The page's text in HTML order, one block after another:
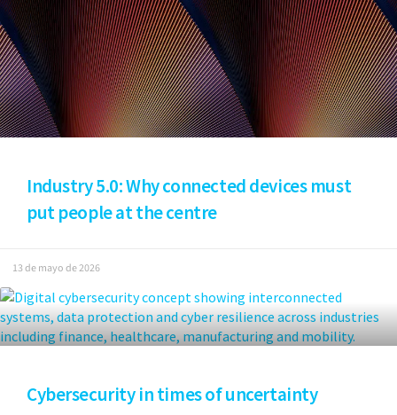
Industry 5.0: Why connected devices must
put people at the centre
13 de mayo de 2026
Cybersecurity in times of uncertainty